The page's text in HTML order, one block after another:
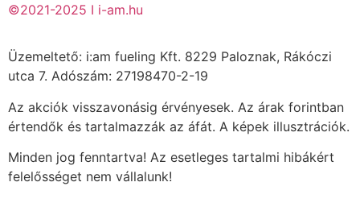
©2021-2025 I i-am.hu
Üzemeltető: i:am fueling Kft. 8229 Paloznak, Rákóczi
utca 7. Adószám: 27198470-2-19
Az akciók visszavonásig érvényesek. Az árak forintban
értendők és tartalmazzák az áfát. A képek illusztrációk.
Minden jog fenntartva! Az esetleges tartalmi hibákért
felelősséget nem vállalunk!